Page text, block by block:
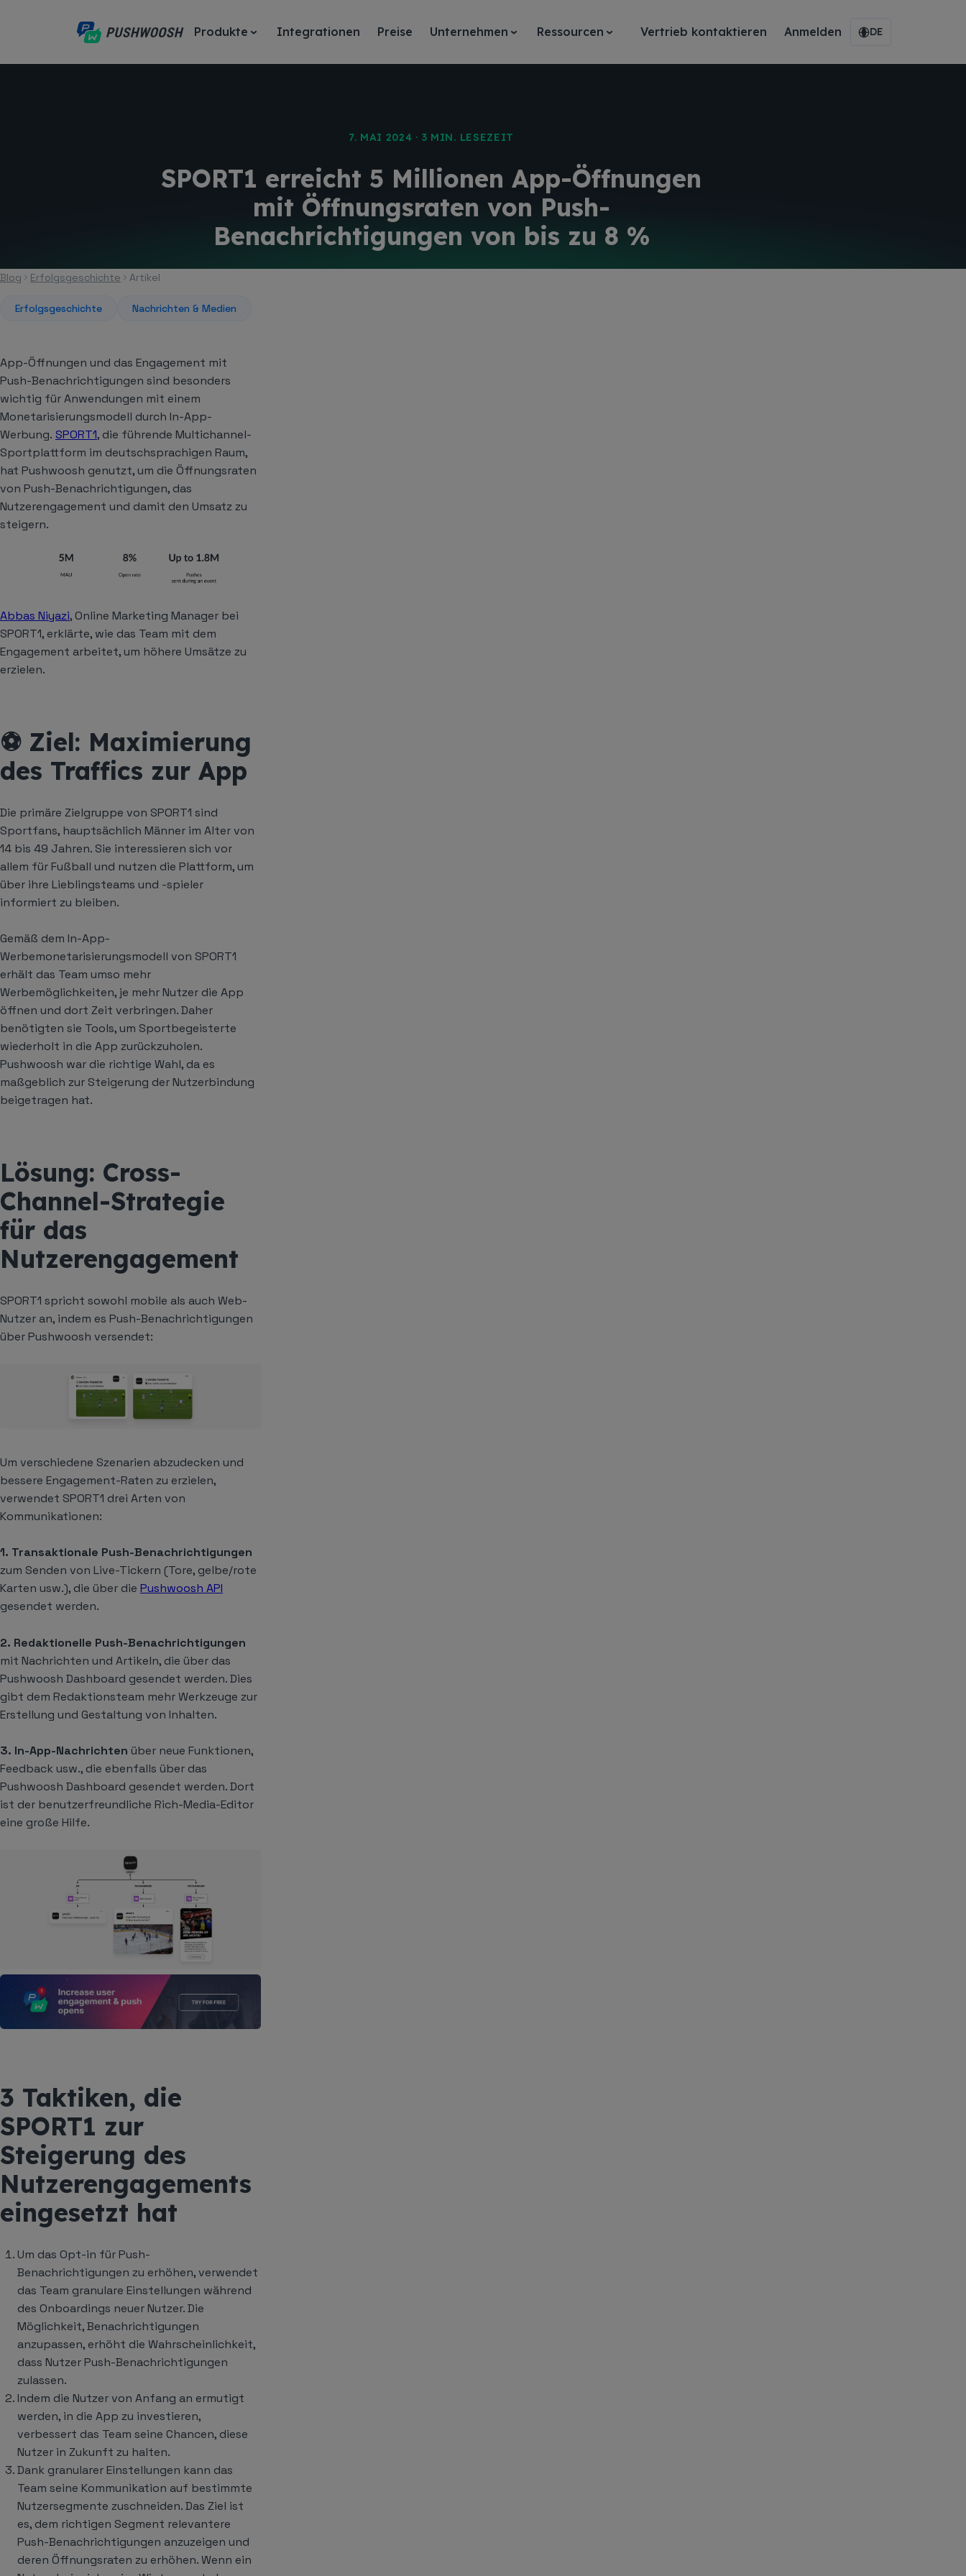
Produkte Integrationen Preise Unternehmen Ressourcen Vertrieb kontaktieren Anmelden DE
7. MAI 2024 · 3 MIN. LESEZEIT
SPORT1 erreicht 5 Millionen App-Öffnungen
mit Öffnungsraten von Push-
Benachrichtigungen von bis zu 8 %
Blog Erfolgsgeschichte Artikel
Erfolgsgeschichte Nachrichten & Medien
App-Öffnungen und das Engagement mit
Push-Benachrichtigungen sind besonders
wichtig für Anwendungen mit einem
Monetarisierungsmodell durch In-App-
Werbung. SPORT1, die führende Multichannel-
Sportplattform im deutschsprachigen Raum,
hat Pushwoosh genutzt, um die Öffnungsraten
von Push-Benachrichtigungen, das
Nutzerengagement und damit den Umsatz zu
steigern.
Abbas Niyazi, Online Marketing Manager bei
SPORT1, erklärte, wie das Team mit dem
Engagement arbeitet, um höhere Umsätze zu
erzielen.
⚽ Ziel: Maximierung
des Traffics zur App
Die primäre Zielgruppe von SPORT1 sind
Sportfans, hauptsächlich Männer im Alter von
14 bis 49 Jahren. Sie interessieren sich vor
allem für Fußball und nutzen die Plattform, um
über ihre Lieblingsteams und -spieler
informiert zu bleiben.
Gemäß dem In-App-
Werbemonetarisierungsmodell von SPORT1
erhält das Team umso mehr
Werbemöglichkeiten, je mehr Nutzer die App
öffnen und dort Zeit verbringen. Daher
benötigten sie Tools, um Sportbegeisterte
wiederholt in die App zurückzuholen.
Pushwoosh war die richtige Wahl, da es
maßgeblich zur Steigerung der Nutzerbindung
beigetragen hat.
Lösung: Cross-
Channel-Strategie
für das
Nutzerengagement
SPORT1 spricht sowohl mobile als auch Web-
Nutzer an, indem es Push-Benachrichtigungen
über Pushwoosh versendet:
Um verschiedene Szenarien abzudecken und
bessere Engagement-Raten zu erzielen,
verwendet SPORT1 drei Arten von
Kommunikationen:
1. Transaktionale Push-Benachrichtigungen
zum Senden von Live-Tickern (Tore, gelbe/rote
Karten usw.), die über die Pushwoosh API
gesendet werden.
2. Redaktionelle Push-Benachrichtigungen
mit Nachrichten und Artikeln, die über das
Pushwoosh Dashboard gesendet werden. Dies
gibt dem Redaktionsteam mehr Werkzeuge zur
Erstellung und Gestaltung von Inhalten.
3. In-App-Nachrichten über neue Funktionen,
Feedback usw., die ebenfalls über das
Pushwoosh Dashboard gesendet werden. Dort
ist der benutzerfreundliche Rich-Media-Editor
eine große Hilfe.
3 Taktiken, die
SPORT1 zur
Steigerung des
Nutzerengagements
eingesetzt hat
Um das Opt-in für Push-
Benachrichtigungen zu erhöhen, verwendet
das Team granulare Einstellungen während
des Onboardings neuer Nutzer. Die
Möglichkeit, Benachrichtigungen
anzupassen, erhöht die Wahrscheinlichkeit,
dass Nutzer Push-Benachrichtigungen
zulassen.
Indem die Nutzer von Anfang an ermutigt
werden, in die App zu investieren,
verbessert das Team seine Chancen, diese
Nutzer in Zukunft zu halten.
Dank granularer Einstellungen kann das
Team seine Kommunikation auf bestimmte
Nutzersegmente zuschneiden. Das Ziel ist
es, dem richtigen Segment relevantere
Push-Benachrichtigungen anzuzeigen und
deren Öffnungsraten zu erhöhen. Wenn ein